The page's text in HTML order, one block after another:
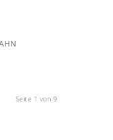
Seite 1 von 9